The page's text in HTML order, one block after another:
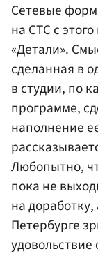
Сетевые
на СТС с
«Детали».
сделанная в
в студии, по
программе,
наполнение
Любопытно,
пока не
на
Петербурге
удовольствие